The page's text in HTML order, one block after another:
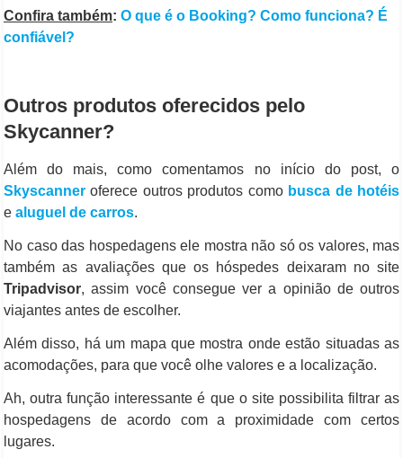
Confira também: O que é o Booking? Como funciona? É
confiável?
Outros produtos oferecidos pelo
Skycanner?
Além do mais, como comentamos no início do post, o
Skyscanner oferece outros produtos como busca de hotéis
e aluguel de carros.
No caso das hospedagens ele mostra não só os valores, mas
também as avaliações que os hóspedes deixaram no site
Tripadvisor, assim você consegue ver a opinião de outros
viajantes antes de escolher.
Além disso, há um mapa que mostra onde estão situadas as
acomodações, para que você olhe valores e a localização.
Ah, outra função interessante é que o site possibilita filtrar as
hospedagens de acordo com a proximidade com certos
lugares.